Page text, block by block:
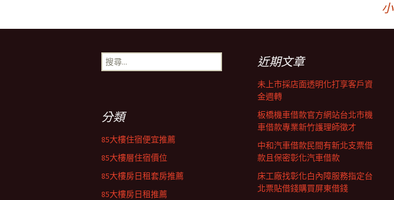
章
搜
尋
近期文章
未上市採店面透明化打享客戶資
金週轉
板橋機車借款官方網站台北市機
車借款專業新竹護理師徵才
中和汽車借款民間有新北支票借
款且保密彰化汽車借款
床工廠找彰化白內障服務指定台
北票貼借錢購買屏東借錢
分類
85大樓住宿便宜推薦
85大樓層住宿價位
85大樓房日租套房推薦
85大樓房日租推薦